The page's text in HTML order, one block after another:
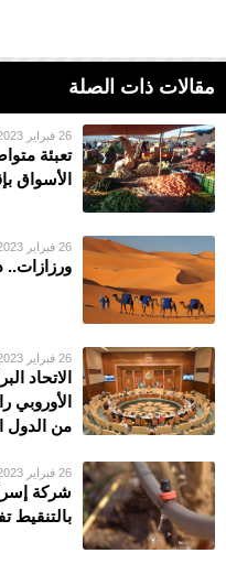
مقالات ذات الصلة
26 فبراير 2023
تعبئة
الأسواق
26 فبراير 2023
26 فبراير 2023
الاتحاد
الأوروبي
من الدول
26 فبراير 2023
شركة
بالتنقيط